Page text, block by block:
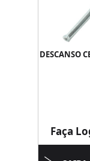
DESCANSO
Faça